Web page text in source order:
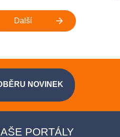
Další arrow_forward
NOVINEK
PORTÁLY